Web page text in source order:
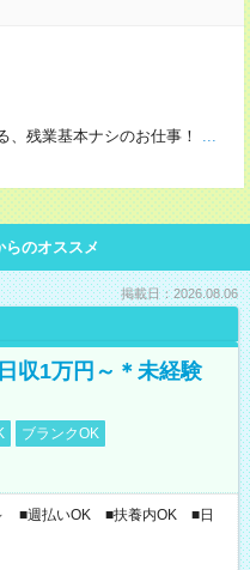
残業基本ナシのお仕事！
...
のオススメ
掲載日：2026.08.06
収1万円～＊未経験
ブランクOK
■週払いOK ■扶養内OK ■日